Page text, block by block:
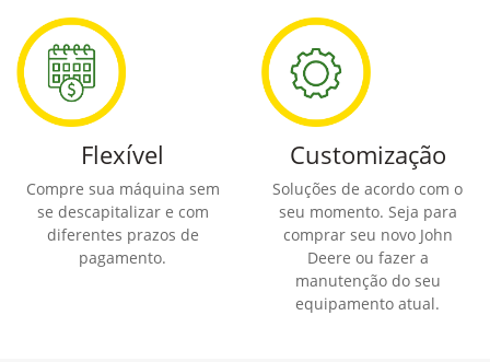
Flexível
Compre sua máquina sem
se descapitalizar e com
diferentes prazos de
pagamento.
Customização
Soluções de acordo com o
seu momento. Seja para
comprar seu novo John
Deere ou fazer a
manutenção do seu
equipamento atual.